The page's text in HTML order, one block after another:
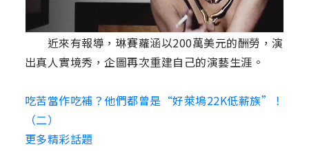
近來有報導，琳賽蘿涵以200萬美元的酬勞，演
出真人實境秀，企圖再次重建自己的演藝生涯。
吃苦當作吃補？他們都曾是“好萊塢22K低薪族”！
（二）
更多精彩話題